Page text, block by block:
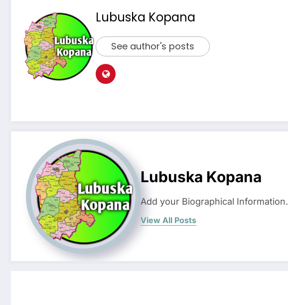
Lubuska Kopana
See author's posts
Lubuska Kopana
Add your Biographical Information.
View All Posts